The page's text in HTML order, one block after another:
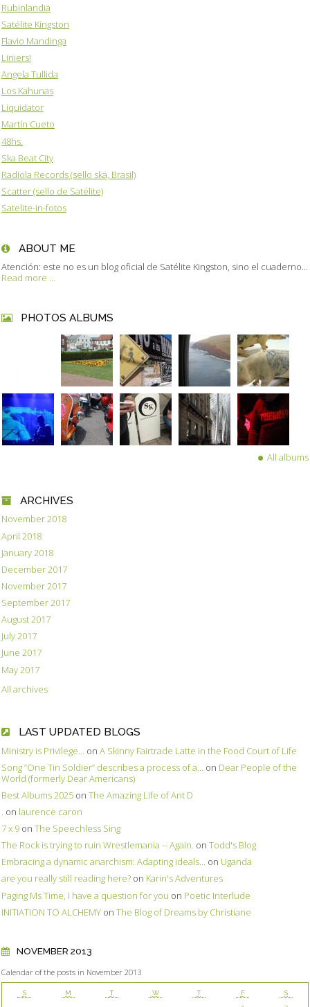
Rubinlandia
Satélite Kingston
Flavio Mandinga
Liniers!
Angela Tullida
Los Kahunas
Liquidator
Martín Cueto
48hs.
Ska Beat City
Radiola Records (sello ska, Brasil)
Scatter (sello de Satélite)
Satelite-in-fotos
ABOUT ME
Atención: este no es un blog oficial de Satélite Kingston, sino el cuaderno...
Read more ...
PHOTOS ALBUMS
All albums
ARCHIVES
November 2018
April 2018
January 2018
December 2017
November 2017
September 2017
August 2017
July 2017
June 2017
May 2017
All archives
LAST UPDATED BLOGS
Ministry is Privilege... on A Skinny Fairtrade Latte in the Food Court of Life
Song ”One Tin Soldier” describes a process of a... on Dear People of the
World (formerly Dear Americans)
Best Albums 2025 on The Amazing Life of Ant D
. on laurence caron
7 x 9 on The Speechless Sing
The Rock is trying to ruin Wrestlemania -- Again. on Todd's Blog
Embracing a dynamic anarchism: Adapting ideals... on Uganda
are you really still reading here? on Karin's Adventures
Paging Ms Time, I have a question for you on Poetic Interlude
INITIATION TO ALCHEMY on The Blog of Dreams by Christiane
NOVEMBER 2013
Calendar of the posts in November 2013
S M T W T F S